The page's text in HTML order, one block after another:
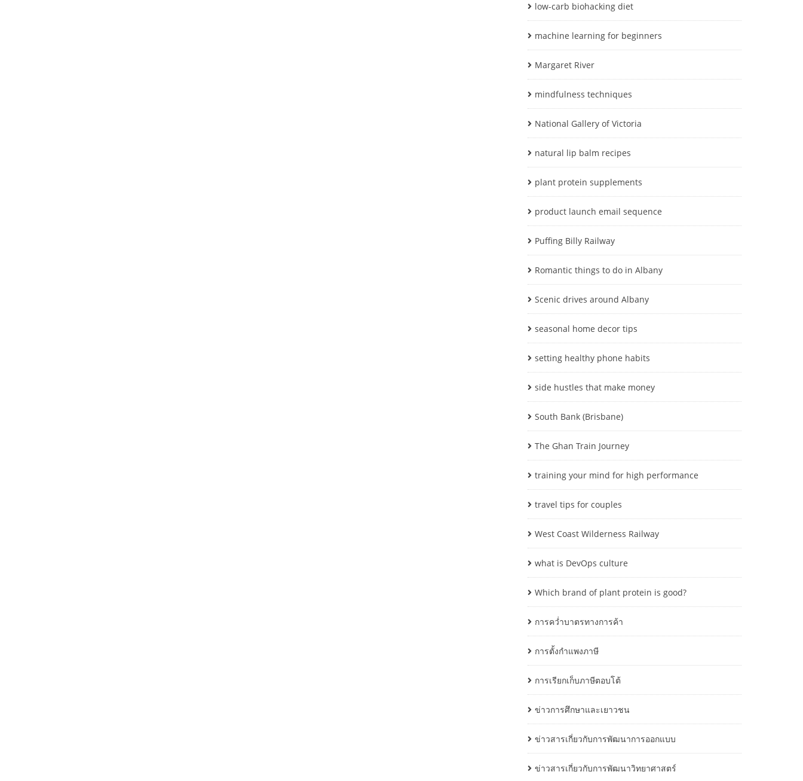
low-carb biohacking diet
machine learning for beginners
Margaret River
mindfulness techniques
National Gallery of Victoria
natural lip balm recipes
plant protein supplements
product launch email sequence
Puffing Billy Railway
Romantic things to do in Albany
Scenic drives around Albany
seasonal home decor tips
setting healthy phone habits
side hustles that make money
South Bank (Brisbane)
The Ghan Train Journey
training your mind for high performance
travel tips for couples
West Coast Wilderness Railway
what is DevOps culture
Which brand of plant protein is good?
การคว่ำบาตรทางการค้า
การตั้งกำแพงภาษี
การเรียกเก็บภาษีตอบโต้
ข่าวการศึกษาและเยาวชน
ข่าวสารเกี่ยวกับการพัฒนาการออกแบบ
ข่าวสารเกี่ยวกับการพัฒนาวิทยาศาสตร์